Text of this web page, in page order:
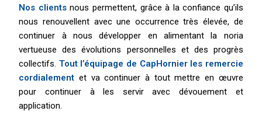
Nos clientsnous permettent, grâce à la confiance qu’ils
nous renouvellent avec une occurrence très élevée, de
continuer à nous développer en alimentant la noria
vertueuse des évolutions personnelles et des progrès
collectifs. Tout l’équipage de CapHornier les remercie
cordialement et va continuer à tout mettre en œuvre
pour continuer à les servir avec dévouement et
application.